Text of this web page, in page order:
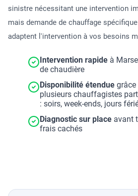
sinistre nécessitant une intervention
mais demande de chauffage
adaptent l'intervention à vos besoins
Intervention rapide à
de chaudière
Disponibilité étendue grâce
plusieurs chauffagistes
: soirs, week-ends, jours
Diagnostic sur place avant
frais cachés